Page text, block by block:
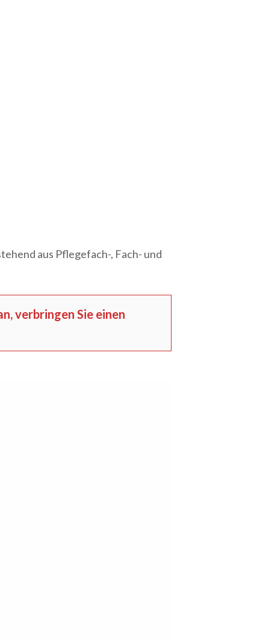
aus Pflegefach-, Fach- und
verbringen Sie einen